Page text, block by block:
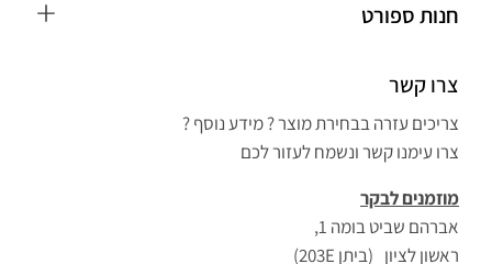
חליפת קראטה
ציוד אירובי וכושר
שק איגרוף מקצועי
ציוד איגרוף
חנות ספורט
חנות ספורט בראשון לציון
אפשרויות משלוח ותשלום
הצהרת נגישות
מאמנים – שיתוף פעולה
צור קשר
שליחת ביקורת
צרו קשר
צריכים עזרה בבחירת מוצר ? מידע נוסף ?
צרו עימנו קשר ונשמח לעזור לכם
מוזמנים לבקר
אברהם שביט בומה 1,
ראשון לציון (ביתן 203E)